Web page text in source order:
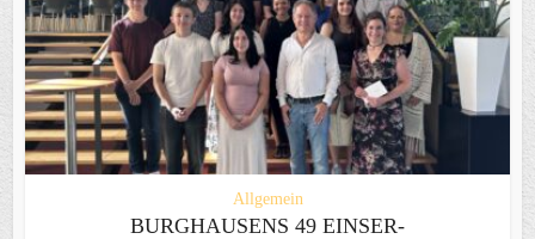
Allgemein
BURGHAUSENS 49 EINSER-